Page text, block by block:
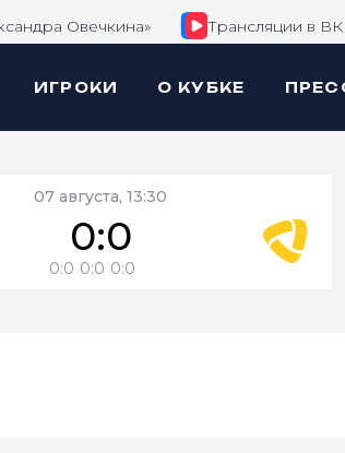
Овечкина» Трансляции в ВК
ИГРОКИ О КУБКЕ
07 августа, 13:30
0:0
0:0 0:0 0:0